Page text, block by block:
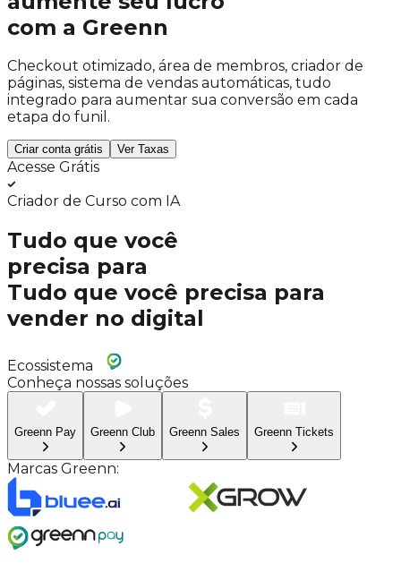
com a Greenn
Checkout otimizado, área de membros, criador de
páginas, sistema de vendas automáticas, tudo
integrado para aumentar sua conversão em cada
etapa do funil .
Criar conta grátis Ver Taxas
Acesse Grátis
Melhor Taxa do Mercado
Tudo que você
precisa para
Tudo que você precisa para
vender no digital
Ecossistema
Conheça nossas soluções
Greenn Pay Greenn Club Greenn Sales Greenn Tickets
Marcas Greenn: